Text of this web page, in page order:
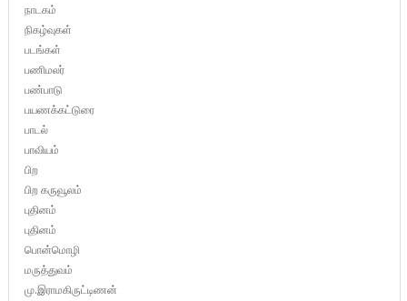
நாடகம்
நிகழ்வுகள்
படங்கள்
பணிமலர்
பண்பாடு
பயணக்கட்டுரை
பாடல்
பாவியம்
பிற
பிற கருவூலம்
புதினம்
புதினம்
பொன்மொழி
மருத்துவம்
மு.இராமகிருட்டிணன்